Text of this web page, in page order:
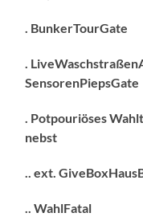
. BunkerTourGate
.
SensorenPiepsGate
. Potpouriöses
nebst
.. ext.
.. WahlFatal